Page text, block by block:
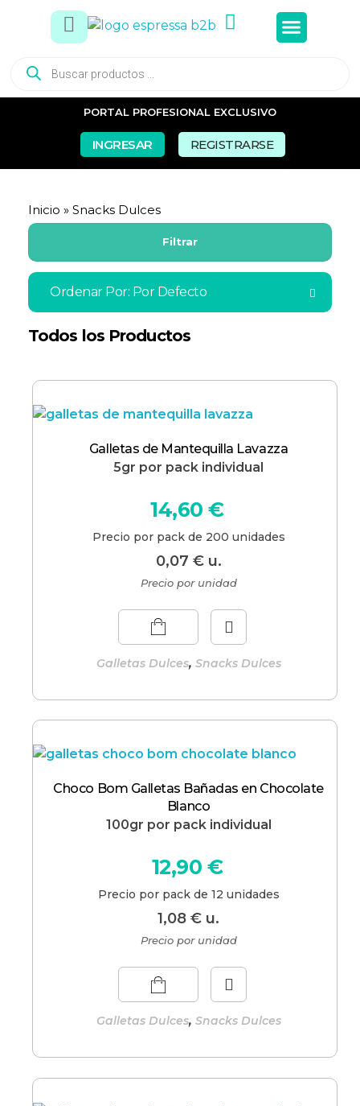
PORTAL PROFESIONAL EXCLUSIVO
INGRESAR REGISTRARSE
Inicio » Snacks Dulces
Filtrar
Ordenar Por: Por Defecto
Todos los Productos
Galletas de Mantequilla Lavazza
5gr por pack individual
0,07 €u.
14,60€
Precio por pack de 200 unidades
Galletas Dulces, Snacks Dulces
Precio por unidad
Choco Bom Galletas Bañadas en Chocolate
Blanco
100gr por pack individual
1,08€ u.
12,90 €
Precio por pack de 12 unidades
Galletas Dulces, Snacks Dulces
Precio por unidad